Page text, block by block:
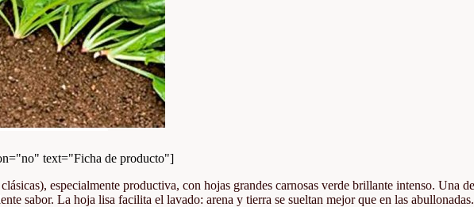
text="Ficha de producto"]
especialmente productiva, con hojas grandes carnosas verde brillante intenso. Una
sabor. La hoja lisa facilita el lavado: arena y tierra se sueltan mejor que en las